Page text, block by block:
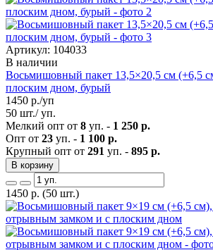
Артикул: 104033
В наличии
Восьмишовный пакет 13,5×20,5 см (+6,5
плоским дном, бурый
1450 р./уп
50 шт./ уп.
Мелкий опт от 8 уп. - 1 250 р.
Опт от 23 уп. - 1 100 р.
Крупный опт от 291 уп. - 895 р.
В корзину
1450 р. (50 шт.)